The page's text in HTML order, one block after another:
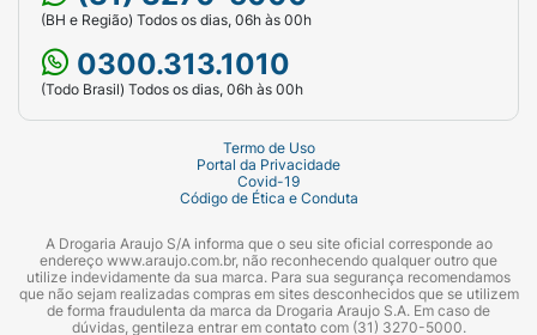
(BH e Região) Todos os dias, 06h às 00h
0300.313.1010
(Todo Brasil) Todos os dias, 06h às 00h
Termo de Uso
Portal da Privacidade
Covid-19
Código de Ética e Conduta
A Drogaria Araujo S/A informa que o seu site oficial corresponde ao
endereço www.araujo.com.br, não reconhecendo qualquer outro que
utilize indevidamente da sua marca. Para sua segurança recomendamos
que não sejam realizadas compras em sites desconhecidos que se utilizem
de forma fraudulenta da marca da Drogaria Araujo S.A. Em caso de
dúvidas, gentileza entrar em contato com (31) 3270-5000.